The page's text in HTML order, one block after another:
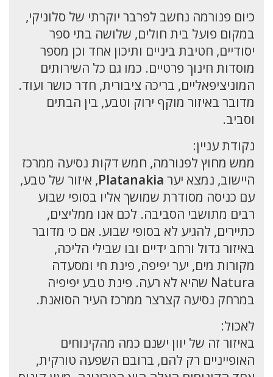
כיום פנורמה נחשב לפרבר יוקרתי של סלוניקי,
במקום פועל בית חולים, שלושה בתי ספר
יסודיים, חטיבת ביניים ותיכון אחד וכן מספר
מוסדות חינוך פרטיים. כמו גם כל השירותים
המוניציפאליים, בריכה ציבורית, חדר כושר ועוד.
מדובר באיזור מוקף ירוק וטבע, בין הבתים
וסביב.
נקודת עניין:
ממש מחוץ לפנורמה, חמש דקות נסיעה ממרכז
היישוב, נמצא יער Platanakia, איזור של טבע,
עם כניסה מסודרת שמושך אליו בסופי שבוע
רבים מתושבי הסביבה. לכם אנו ממליצים,
כתיירים, להגיע לא בסופי שבוע. אם כי מדובר
באיזור גדול ורחב ידיים ובו שבילי הליכה,
מקורות מים, יער יפיפה, פינת חי ומסעדה
Natura שהיא לא רעה. פינת טבע יפיפיה
במרחק נסיעה קצרצר ממרכז העיר הסואנת.
לאכול:
באיזור זה של יוון ישנם כמה מהקינוחים
האופייניים רק להם, ברובם השפעה טורקית,